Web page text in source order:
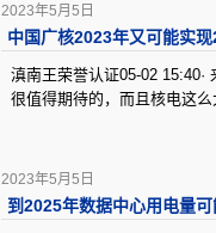
2023年5月5日
中国广核2023年又可能实
滇南王荣誉认证05-02
很值得期待的，而且核电这
2023年5月5日
到2025年数据中心用电量